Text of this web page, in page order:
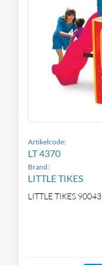
Artikelcode:
LT 4370
Brand:
LITTLE TIKES
LITTLE TIKES